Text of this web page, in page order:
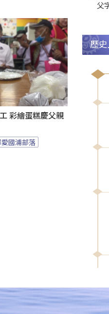
彩繪蛋糕慶父親
國浦部落
父
歷